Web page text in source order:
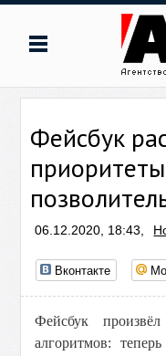
Фейсбук
06.12.2020, 18:43,
Вконтакте
Фейсбук
алгоритмов: